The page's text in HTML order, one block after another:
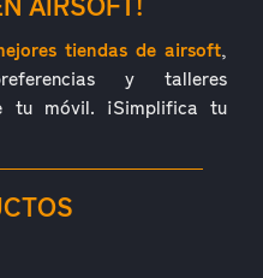
tiendas de airsoft,
y talleres
tu móvil. ¡Simplifica tu
ACCESORIOS